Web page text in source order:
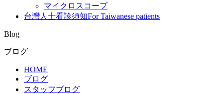
マイクロスコープ
台灣人士看診須知For Taiwanese patients
Blog
ブログ
HOME
ブログ
スタッフブログ